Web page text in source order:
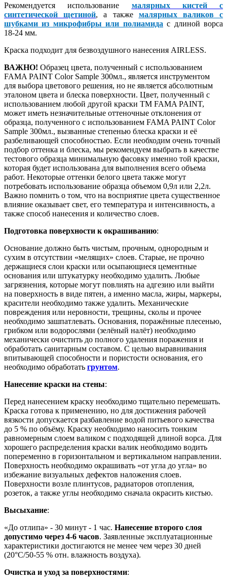
Рекомендуется использование малярных кистей с
синтетической щетиной, а также малярных валиков с
шубками из микрофибры или полиамида с длиной ворса
18-24 мм.
Краска подходит для безвоздушного нанесения AIRLESS.
ВАЖНО! Образец цвета, полученный с использованием
FAMA PAINT Color Sample 300мл., является инструментом
для выбора цветового решения, но не является абсолютным
эталоном цвета и блеска поверхности. Цвет, полученный с
использованием любой другой краски ТМ FAMA PAINT,
может иметь незначительные оттеночные отклонения от
образца, полученного с использованием FAMA PAINT Color
Sample 300мл., вызванные степенью блеска краски и её
разбеливающей способностью. Если необходим очень точный
подбор оттенка и блеска, мы рекомендуем выбрать в качестве
тестового образца минимальную фасовку именно той краски,
которая будет использована для выполнения всего объема
работ. Некоторые оттенки белого цвета также могут
потребовать использование образца объемом 0,9л или 2,2л.
Важно помнить о том, что на восприятие цвета существенное
влияние оказывает свет, его температура и интенсивность, а
также способ нанесения и количество слоев.
Подготовка поверхности к окрашиванию:
Основание должно быть чистым, прочным, однородным и
сухим в отсутствии «мелящих» слоев. Старые, не прочно
держащиеся слои краски или осыпающиеся цементные
основания или штукатурку необходимо удалить. Любые
загрязнения, которые могут повлиять на адгезию или выйти
на поверхность в виде пятен, а именно масла, жиры, маркеры,
красители необходимо также удалить. Механические
повреждения или неровности, трещины, сколы и прочее
необходимо зашпатлевать. Основания, поражённые плесенью,
грибком или водорослями (зелёный налёт) необходимо
механически очистить до полного удаления поражения и
обработать санитарным составом. С целью выравнивания
впитывающей способности и пористости основания, его
необходимо обработать грунтом.
Нанесение краски на стены:
Перед нанесением краску необходимо тщательно перемешать.
Краска готова к применению, но для достижения рабочей
вязкости допускается разбавление водой питьевого качества
до 5 % по объёму. Краску необходимо наносить тонким
равномерным слоем валиком с подходящей длиной ворса. Для
хорошего распределения краски валик необходимо водить
попеременно в горизонтальном и вертикальном направлении.
Поверхность необходимо окрашивать «от угла до угла» во
избежание визуальных дефектов наложения слоев.
Поверхности возле плинтусов, радиаторов отопления,
розеток, а также углы необходимо сначала окрасить кистью.
Высыхание:
«До отлипа» - 30 минут - 1 час. Нанесение второго слоя
допустимо через 4-6 часов. Заявленные эксплуатационные
характеристики достигаются не менее чем через 30 дней
(20°C/50-55 % отн. влажность воздуха).
Очистка и уход за поверхностями: